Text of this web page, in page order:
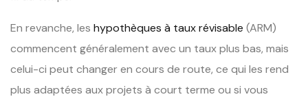
En revanche, les hypothèques à taux révisable (ARM)
commencent généralement avec un taux plus bas, mais
celui-ci peut changer en cours de route, ce qui les rend
plus adaptées aux projets à court terme ou si vous